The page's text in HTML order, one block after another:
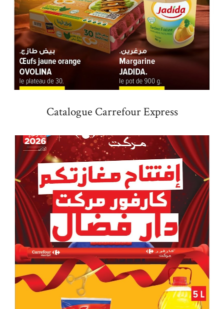
Catalogue Carrefour Express